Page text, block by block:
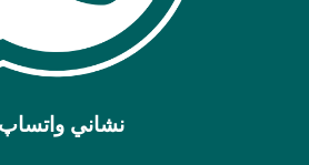
نشاني واتساپ: